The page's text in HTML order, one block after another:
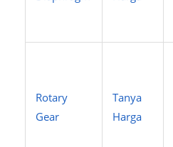
Rotary
Gear
Tanya
Harga